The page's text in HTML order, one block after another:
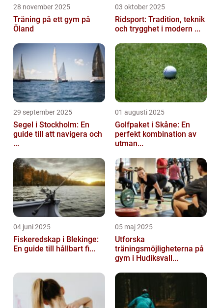
28 november 2025
Träning på ett gym på
Öland
03 oktober 2025
Ridsport: Tradition, teknik
och trygghet i modern ...
29 september 2025
Segel i Stockholm: En
guide till att navigera och
...
01 augusti 2025
Golfpaket i Skåne: En
perfekt kombination av
utman...
04 juni 2025
Fiskeredskap i Blekinge:
En guide till hållbart fi...
05 maj 2025
Utforska
träningsmöjligheterna på
gym i Hudiksvall...